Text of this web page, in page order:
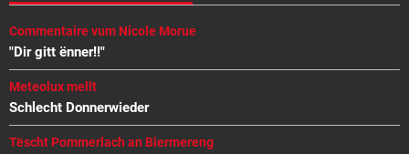
Commentaire vum Nicole Morue
"Dir gitt ënner!!"
Meteolux mellt
Schlecht Donnerwieder
Tëscht Pommerlach an Biermereng